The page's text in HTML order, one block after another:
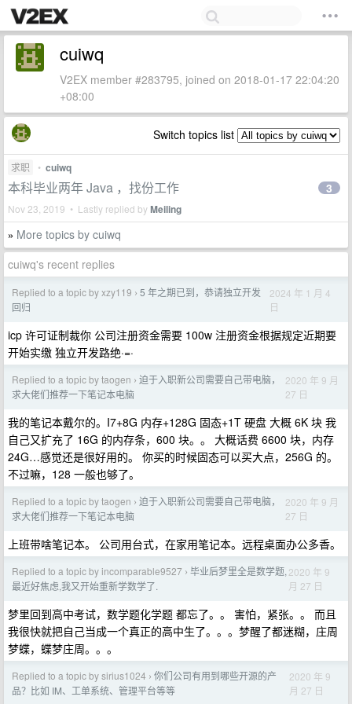
cuiwq
V2EX member #283795, joined on 2018-01-17 22:04:20
+08:00
Switch topics list
求职 • cuiwq
本科毕业两年 Java ，找份工作
Nov 23, 2019 • Lastly replied byMeiling
3
» More topics by cuiwq
cuiwq's recent replies
Replied to a topic by xzy119 › 5 年之期已到，恭请独立开发
回归
2024 年 1 月 4
日
icp 许可证制裁你 公司注册资金需要 100w 注册资金根据规定近期要
开始实缴 独立开发路绝·=·
Replied to a topic by taogen › 迫于入职新公司需要自己带电脑，
求大佬们推荐一下笔记本电脑
2020 年 9 月
27 日
我的笔记本戴尔的。I7+8G 内存+128G 固态+1T 硬盘 大概 6K 块 我
自己又扩充了 16G 的内存条，600 块。。 大概话费 6600 块，内存
24G…感觉还是很好用的。 你买的时候固态可以买大点，256G 的。
不过嘛，128 一般也够了。
Replied to a topic by taogen › 迫于入职新公司需要自己带电脑，
求大佬们推荐一下笔记本电脑
2020 年 9 月
27 日
上班带啥笔记本。 公司用台式，在家用笔记本。远程桌面办公多香。
Replied to a topic by incomparable9527 › 毕业后梦里全是数学题,
最近好焦虑,我又开始重新学数学了.
2020 年 9
月 27 日
梦里回到高中考试，数学题化学题 都忘了。。 害怕，紧张。。 而且
我很快就把自己当成一个真正的高中生了。。。梦醒了都迷糊，庄周
梦蝶，蝶梦庄周。。。
Replied to a topic by sirius1024 › 你们公司有用到哪些开源的产
品？比如 IM、工单系统、管理平台等等
2020 年 9
月 27 日